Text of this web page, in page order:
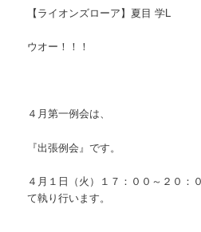
【ライオンズローア】夏目 学L
ウオー！！！
４月第一例会は、
『出張例会』です。
４月１日（火）１７：００～２０
て執り行います。